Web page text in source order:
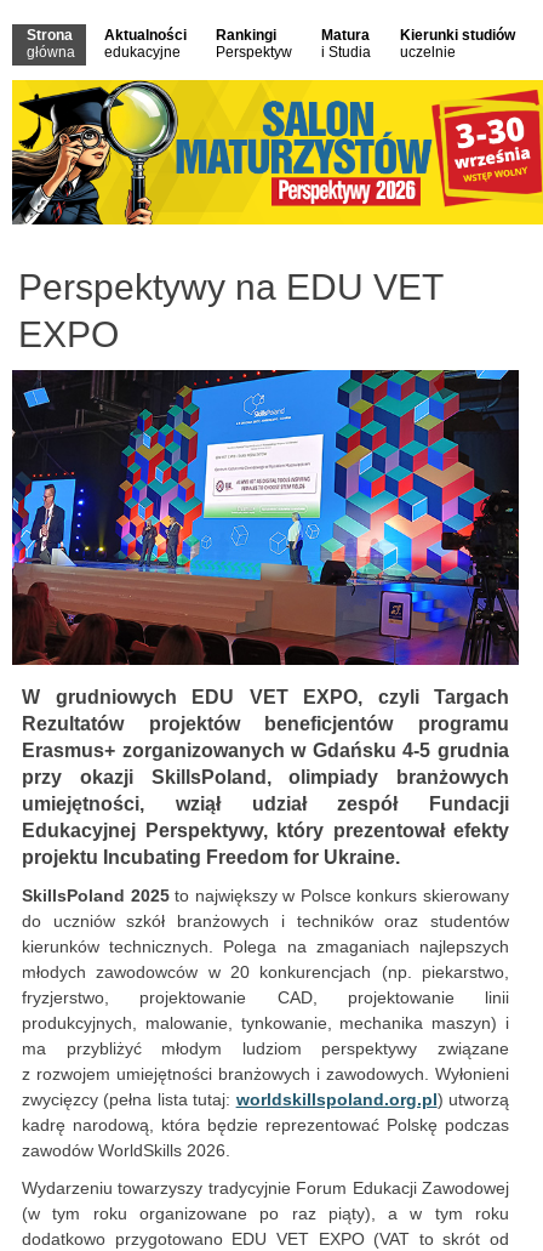
Strona
główna
Aktualności
edukacyjne
Rankingi
Perspektyw
Matura
i Studia
Kierunki studiów
uczelnie
Perspektywy na EDU VET
EXPO
W grudniowych EDU VET EXPO, czyli Targach
Rezultatów projektów beneficjentów programu
Erasmus+ zorganizowanych w Gdańsku 4-5 grudnia
przy okazji SkillsPoland, olimpiady branżowych
umiejętności, wziął udział zespół Fundacji
Edukacyjnej Perspektywy, który prezentował efekty
projektu Incubating Freedom for Ukraine.
SkillsPoland 2025to największy w Polsce konkurs skierowany
do uczniów szkół branżowych i techników oraz studentów
kierunków technicznych. Polega na zmaganiach najlepszych
młodych zawodowców w 20 konkurencjach (np. piekarstwo,
fryzjerstwo, projektowanie CAD, projektowanie linii
produkcyjnych, malowanie, tynkowanie, mechanika maszyn) i
ma przybliżyć młodym ludziom perspektywy związane
z rozwojem umiejętności branżowych i zawodowych. Wyłonieni
zwycięzcy (pełna lista tutaj: worldskillspoland.org.pl) utworzą
kadrę narodową, która będzie reprezentować Polskę podczas
zawodów WorldSkills 2026.
Wydarzeniu towarzyszy tradycyjnie Forum Edukacji Zawodowej
(w tym roku organizowane po raz piąty), a w tym roku
dodatkowo przygotowano EDU VET EXPO (VAT to skrót od